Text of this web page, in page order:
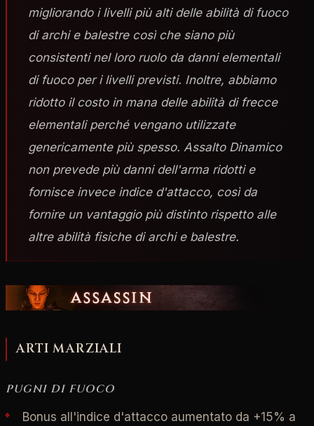
migliorando i livelli più alti delle abilità di fuoco
di archi e balestre così che siano più
consistenti nel loro ruolo da danni elementali
di fuoco per i livelli previsti. Inoltre, abbiamo
ridotto il costo in mana delle abilità di frecce
elementali perché vengano utilizzate
genericamente più spesso. Assalto Dinamico
non prevede più danni dell'arma ridotti e
fornisce invece indice d'attacco, così da
fornire un vantaggio più distinto rispetto alle
altre abilità fisiche di archi e balestre.
ARTI MARZIALI
PUGNI DI FUOCO
Bonus all'indice d'attacco aumentato da +15% a